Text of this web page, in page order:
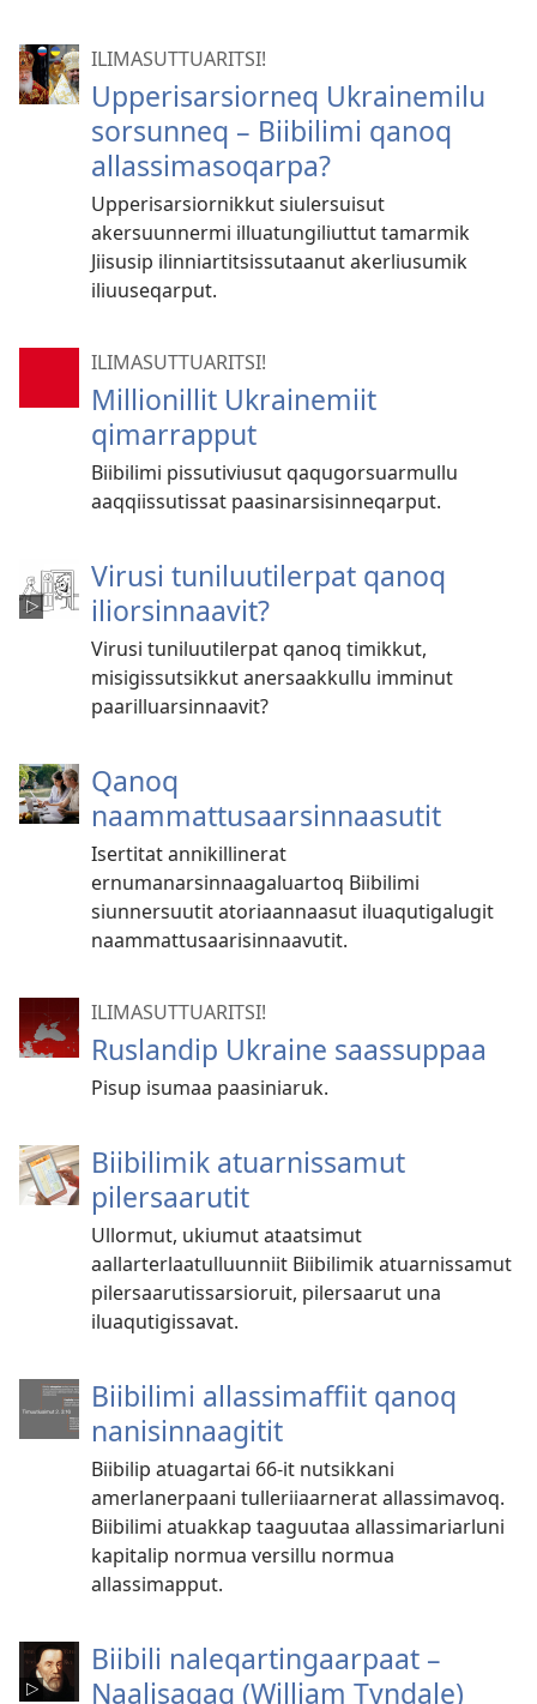
ILIMASUTTUARITSI!
Upperisarsiorneq Ukrainemilu
sorsunneq – Biibilimi qanoq
allassimasoqarpa?
Upperisarsiornikkut siulersuisut
akersuunnermi illuatungiliuttut tamarmik
Jiisusip ilinniartitsissutaanut akerliusumik
iliuuseqarput.
ILIMASUTTUARITSI!
Millionillit Ukrainemiit
qimarrapput
Biibilimi pissutiviusut qaqugorsuarmullu
aaqqiissutissat paasinarsisinneqarput.
Virusi tuniluutilerpat qanoq
iliorsinnaavit?
Virusi tuniluutilerpat qanoq timikkut,
misigissutsikkut anersaakkullu imminut
paarilluarsinnaavit?
Qanoq
naammattusaarsinnaasutit
Isertitat annikillinerat
ernumanarsinnaagaluartoq Biibilimi
siunnersuutit atoriaannaasut iluaqutigalugit
naammattusaarisinnaavutit.
ILIMASUTTUARITSI!
Ruslandip Ukraine saassuppaa
Pisup isumaa paasiniaruk.
Biibilimik atuarnissamut
pilersaarutit
Ullormut, ukiumut ataatsimut
aallarterlaatulluunniit Biibilimik atuarnissamut
pilersaarutissarsioruit, pilersaarut una
iluaqutigissavat.
Biibilimi allassimaffiit qanoq
nanisinnaagitit
Biibilip atuagartai 66-it nutsikkani
amerlanerpaani tulleriiaarnerat allassimavoq.
Biibilimi atuakkap taaguutaa allassimariarluni
kapitalip normua versillu normua
allassimapput.
Biibili naleqartingaarpaat –
Naalisagaq (William Tyndale)